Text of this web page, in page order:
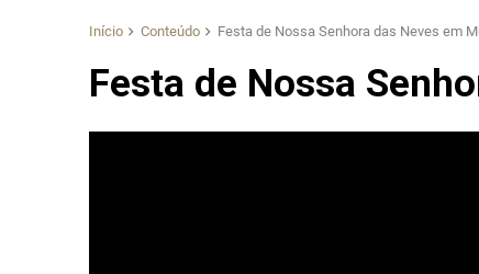
Início Conteúdo Festa de Nossa Senhora das Neves em
Festa de Nossa